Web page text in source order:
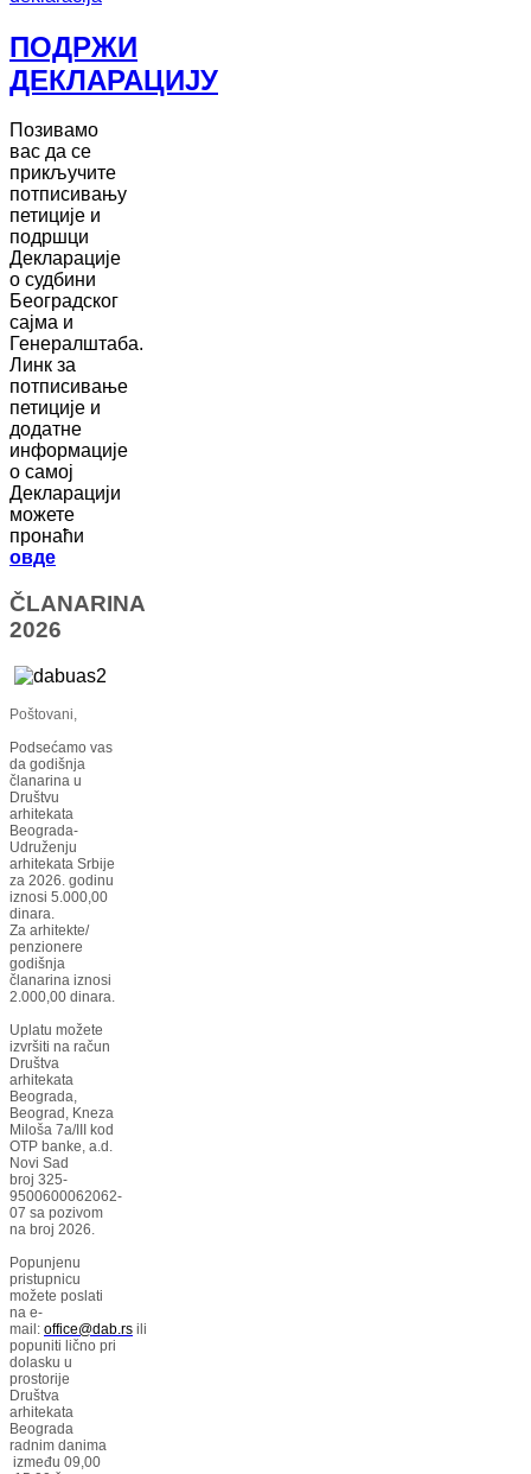
ПОДРЖИ
ДЕКЛАРАЦИЈУ
Позивамо
вас да се
прикључите
потписивању
петиције и
подршци
Декларације
о судбини
Београдског
сајма и
Генералштаба.
Линк за
потписивање
петиције и
додатне
информације
о самој
Декларацији
можете
пронаћи
овде
ČLANARINA
2026
Poštovani,
Podsećamo vas
da godišnja
članarina u
Društvu
arhitekata
Beograda-
Udruženju
arhitekata Srbije
za 2026. godinu
iznosi 5.000,00
dinara.
Za arhitekte/
penzionere
godišnja
članarina iznosi
2.000,00 dinara.
Uplatu možete
izvršiti na račun
Društva
arhitekata
Beograda,
Beograd, Kneza
Miloša 7a/III kod
OTP banke, a.d.
Novi Sad
broj 325-
9500600062062-
07 sa pozivom
na broj 2026.
Popunjenu
pristupnicu
možete poslati
na e-
mail: office@dab.rs ili
popuniti lično pri
dolasku u
prostorije
Društva
arhitekata
Beograda
radnim danima
između 09,00